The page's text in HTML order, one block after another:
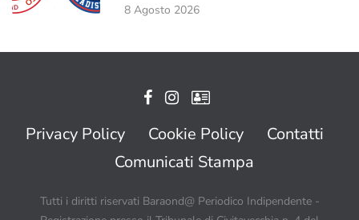
8 Agosto 2026
Privacy Policy Cookie Policy
Contatti
Comunicati Stampa
Tutti i diritti riservati Baraond@ Periodico Indipendente -